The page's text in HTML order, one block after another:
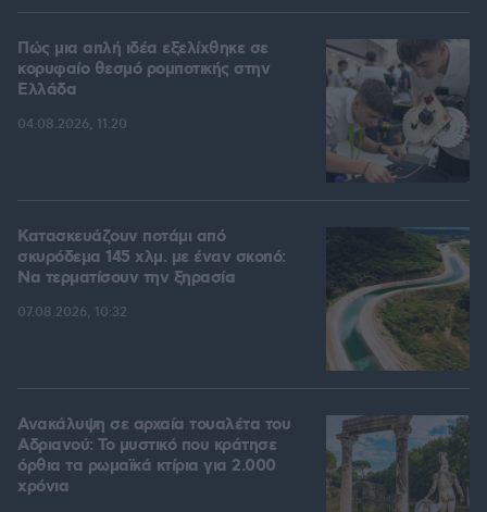
Πώς μια απλή ιδέα εξελίχθηκε σε
κορυφαίο θεσμό ρομποτικής στην
Ελλάδα
04.08.2026, 11:20
Κατασκευάζουν ποτάμι από
σκυρόδεμα 145 χλμ. με έναν σκοπό:
Να τερματίσουν την ξηρασία
07.08.2026, 10:32
Ανακάλυψη σε αρχαία τουαλέτα του
Αδριανού: Το μυστικό που κράτησε
όρθια τα ρωμαϊκά κτίρια για 2.000
χρόνια